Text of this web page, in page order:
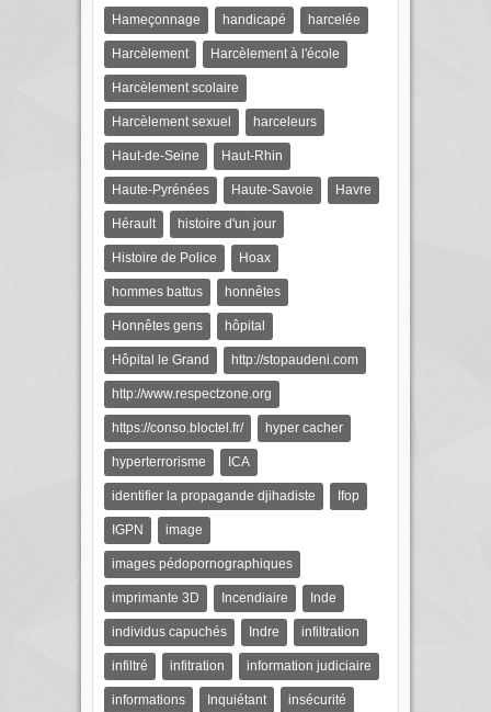
Hameçonnage handicapé harcelée
Harcèlement Harcèlement à l'école
Harcèlement scolaire
Harcèlement sexuel harceleurs
Haut-de-Seine Haut-Rhin
Haute-Pyrénées Haute-Savoie Havre
Hérault histoire d'un jour
Histoire de Police Hoax
hommes battus honnêtes
Honnêtes gens hôpital
Hôpital le Grand http://stopaudeni.com
http://www.respectzone.org
https://conso.bloctel.fr/ hyper cacher
hyperterrorisme ICA
identifier la propagande djihadiste Ifop
IGPN image
images pédopornographiques
imprimante 3D Incendiaire Inde
individus capuchés Indre infiltration
infiltré infitration information judiciaire
informations Inquiétant insécurité